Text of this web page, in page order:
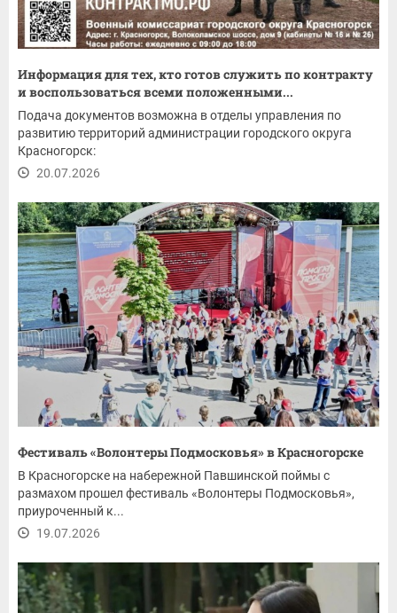
Информация для тех, кто готов служить по контракту
и воспользоваться всеми положенными...
Подача документов возможна в отделы управления по
развитию территорий администрации городского округа
Красногорск:
20.07.2026
Фестиваль «Волонтеры Подмосковья» в Красногорске
В Красногорске на набережной Павшинской поймы с
размахом прошел фестиваль «Волонтеры Подмосковья»,
приуроченный к...
19.07.2026